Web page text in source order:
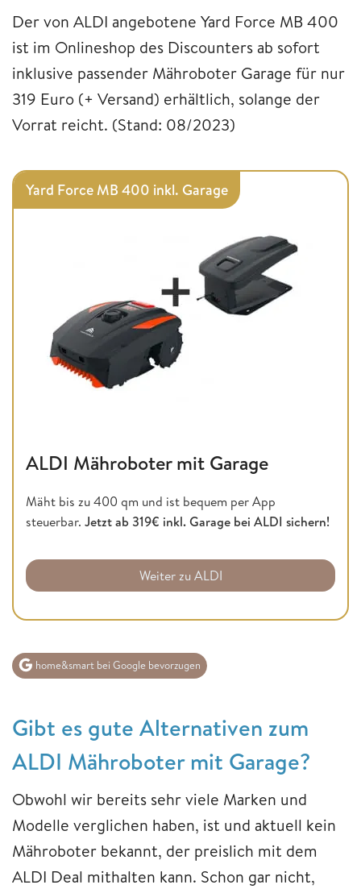
Der von ALDI angebotene Yard Force MB 400
ist im Onlineshop des Discounters ab sofort
inklusive passender Mähroboter Garage für nur
319 Euro (+ Versand) erhältlich, solange der
Vorrat reicht. (Stand: 08/2023)
Yard Force MB 400 inkl. Garage
ALDI Mähroboter mit Garage
Mäht bis zu 400 qm und ist bequem per App
steuerbar. Jetzt ab 319€ inkl. Garage bei ALDI sichern!
Weiter zu ALDI
home&smart bei Google bevorzugen
Gibt es gute Alternativen zum
ALDI Mähroboter mit Garage?
Obwohl wir bereits sehr viele Marken und
Modelle verglichen haben, ist und aktuell kein
Mähroboter bekannt, der preislich mit dem
ALDI Deal mithalten kann. Schon gar nicht,